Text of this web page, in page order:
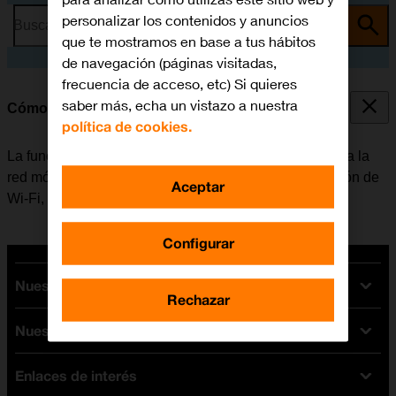
Busca por problema o tema
Cómo conectarse a una red Wi-Fi
La función de Wi-Fi se puede utilizar como alternativa a la
red móvil para conectarse a internet. Al activar la función de
Wi-Fi, el móvil no utiliza datos móviles.
Nuestras tarifas
Tarifas Orange
Tarifas fibra y móvil
Tarifas móviles
Nuestros dispositivos
Ofertas en móviles
Enlaces de interés
personalizar los contenidos y anuncios
que te mostramos en base a tus hábitos
de navegación (páginas visitadas,
frecuencia de acceso, etc) Si quieres
saber más, echa un vistazo a nuestra
política de cookies.
Configurar
Rechazar
Aceptar